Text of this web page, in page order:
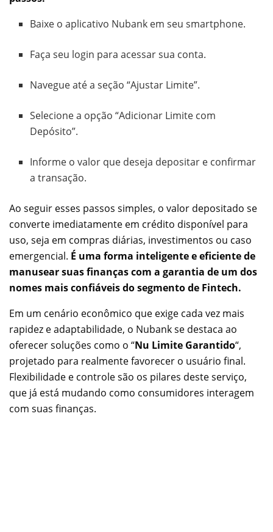
Baixe o aplicativo Nubank em seu smartphone.
Faça seu login para acessar sua conta.
Navegue até a seção “Ajustar Limite”.
Selecione a opção “Adicionar Limite com
Depósito”.
Informe o valor que deseja depositar e confirmar
a transação.
Ao seguir esses passos simples, o valor depositado se
converte imediatamente em crédito disponível para
uso, seja em compras diárias, investimentos ou caso
emergencial. É uma forma inteligente e eficiente de
manusear suas finanças com a garantia de um dos
nomes mais confiáveis do segmento de Fintech.
Em um cenário econômico que exige cada vez mais
rapidez e adaptabilidade, o Nubank se destaca ao
oferecer soluções como o “Nu Limite Garantido“,
projetado para realmente favorecer o usuário final.
Flexibilidade e controle são os pilares deste serviço,
que já está mudando como consumidores interagem
com suas finanças.